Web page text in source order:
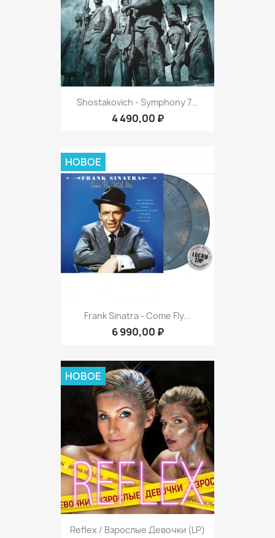
Shostakovich - Symphony 7...
4 490,00 ₽
Frank Sinatra - Come Fly...
6 990,00 ₽
НОВОЕ
Reflex / Взрослые Девочки (LP)
НОВОЕ